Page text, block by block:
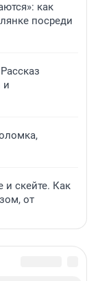
как
посреди
и
и скейте. Как
от